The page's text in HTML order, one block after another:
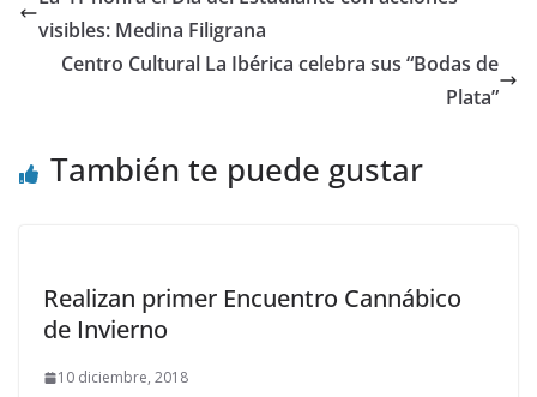
visibles: Medina Filigrana
Centro Cultural La Ibérica celebra sus “Bodas de
Plata”
También te puede gustar
Realizan primer Encuentro Cannábico
de Invierno
10 diciembre, 2018